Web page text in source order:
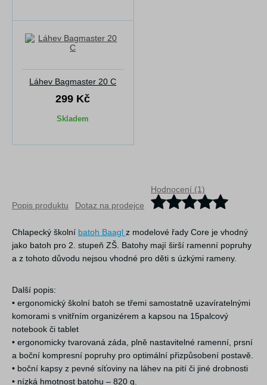
Láhev Bagmaster 20 C
299 Kč
Skladem
Popis produktu Dotaz na prodejce
Hodnocení (1)
Chlapecký školní batoh Baagl z modelové řady Core je vhodný
jako batoh pro 2. stupeň ZŠ. Batohy mají širší ramenní popruhy
a z tohoto důvodu nejsou vhodné pro děti s úzkými rameny.
Další popis:
• ergonomický školní batoh se třemi samostatně uzavíratelnými
komorami s vnitřním organizérem a kapsou na 15palcový
notebook či tablet
• ergonomicky tvarovaná záda, plně nastavitelné ramenní, prsní
a boční kompresní popruhy pro optimální přizpůsobení postavě.
• boční kapsy z pevné síťoviny na láhev na pití či jiné drobnosti
• nízká hmotnost batohu – 820 g.